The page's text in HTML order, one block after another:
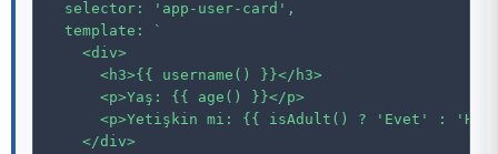
  selector: 'app-user-card',
  template: `
    <div>
      <h3>{{ username() }}</h3>
      <p>Yaş: {{ age() }}</p>
<p>Yetişkin mi: {{ isAdult() ? 'Evet' :
    </div>